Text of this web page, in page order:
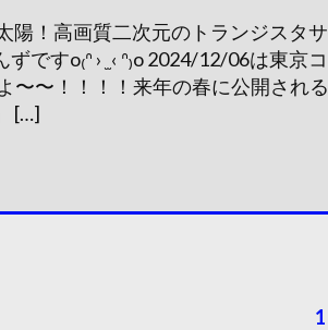
陽！高画質二次元のトランジスタサ
ですo₍ᐢ › ̫ ‹ ᐢ₎o 2024/12/06は東京コ
〜〜！！！！来年の春に公開される
[…]
1